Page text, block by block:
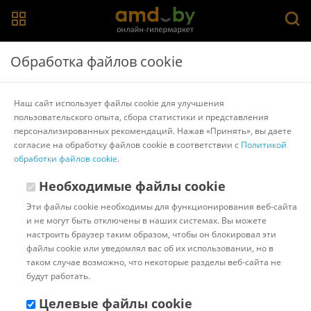
Главная > Каталог товаров
Устройства для приготовления
детского питания
Популярные
Код:52417 В наличии
KT-2305
Доставка в г.Минск 11 августа
с 18:00 до 22:00.Стоимость:
10.00 ƃ
Обработка файлов cookie
Наш сайт использует файлы cookie для улучшения
пользовательского опыта, сбора статистики и представления
персонализированных рекомендаций. Нажав «Принять», вы даете
согласие на обработку файлов cookie в соответствии с Политикой
обработки файлов cookie.
Необходимые файлы cookie
Эти файлы cookie необходимы для функционирования веб-сайта
и не могут быть отключены в наших системах. Вы можете
настроить браузер таким образом, чтобы он блокировал эти
файлы cookie или уведомлял вас об их использовании, но в
таком случае возможно, что некоторые разделы веб-сайта не
будут работать.
Целевые файлы cookie